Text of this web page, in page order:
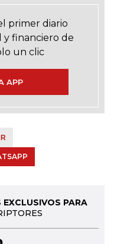
primer diario
y financiero de
un clic
APP
PARA